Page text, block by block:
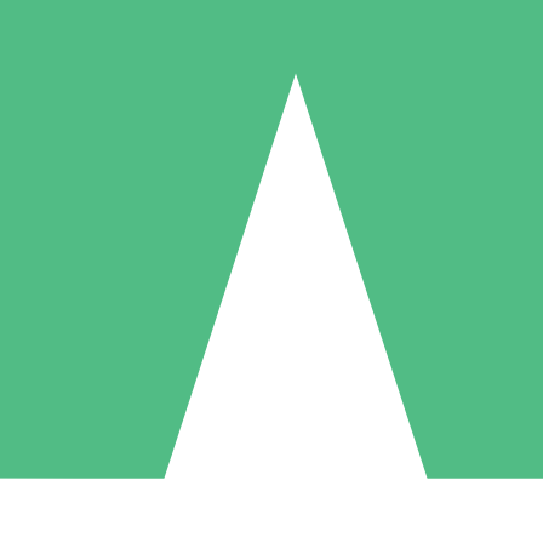
Individuella Kreditpaket
per användning med nedladdningskrediter. Inget månatligt åtagande
5 Nedladdningar
US$